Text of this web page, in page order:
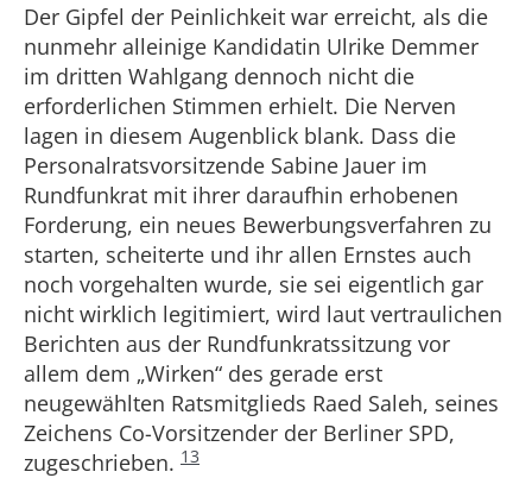
Der Gipfel der Peinlichkeit war erreicht, als die
nunmehr alleinige Kandidatin Ulrike Demmer
im dritten Wahlgang dennoch nicht die
erforderlichen Stimmen erhielt. Die Nerven
lagen in diesem Augenblick blank. Dass die
Personalratsvorsitzende Sabine Jauer im
Rundfunkrat mit ihrer daraufhin erhobenen
Forderung, ein neues Bewerbungsverfahren zu
starten, scheiterte und ihr allen Ernstes auch
noch vorgehalten wurde, sie sei eigentlich gar
nicht wirklich legitimiert, wird laut vertraulichen
Berichten aus der Rundfunkratssitzung vor
allem dem „Wirken“ des gerade erst
neugewählten Ratsmitglieds Raed Saleh, seines
Zeichens Co-Vorsitzender der Berliner SPD,
zugeschrieben. 13